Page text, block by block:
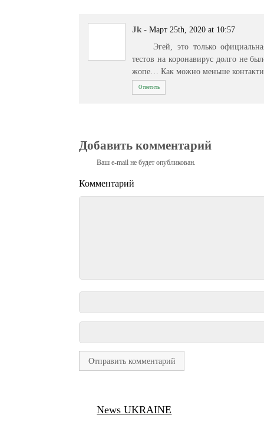
Jk - Март 25th, 2020 at 10:57
Эгей, это только
тестов на коронавирус долго не
жопе… Как можно меньше
Ответить
Добавить комментарий
Ваш e-mail не будет опубликован.
Комментарий
News UKRAINE